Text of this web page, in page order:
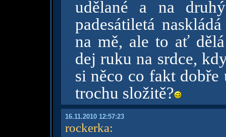
udělané a na
padesátiletá
na mě, ale to ať
dej ruku na srdce,
si něco co fakt dobře
trochu složitě?
16.11.2010 12:57:23
rockerka: